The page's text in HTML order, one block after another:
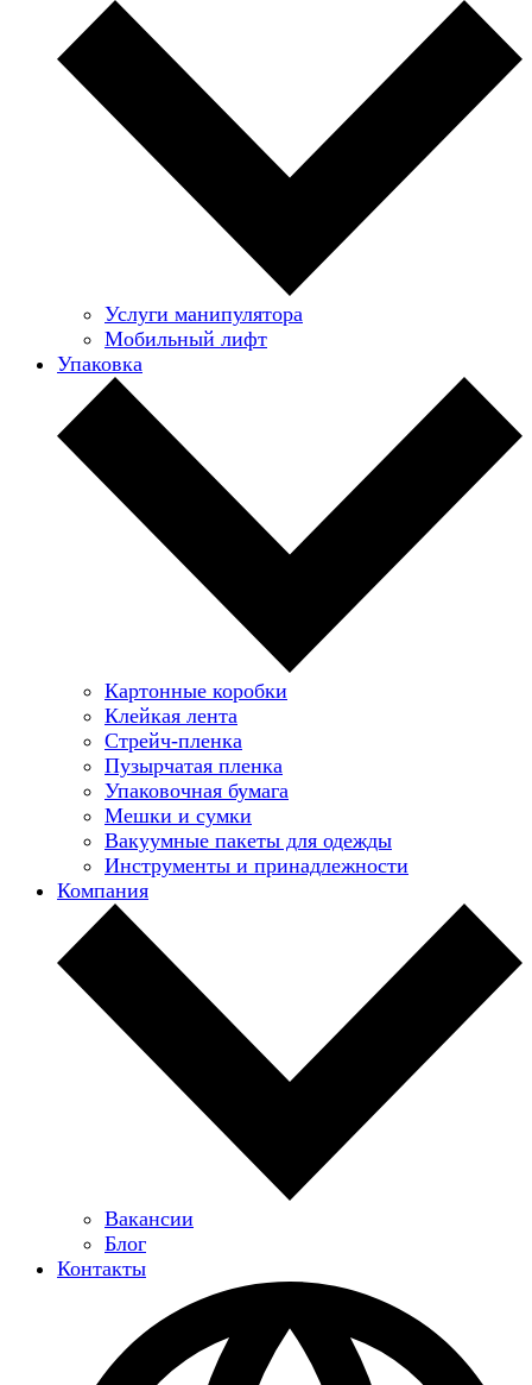
Услуги манипулятора
Мобильный лифт
Упаковка
Картонные коробки
Клейкая лента
Стрейч-пленка
Пузырчатая пленка
Упаковочная бумага
Мешки и сумки
Вакуумные пакеты для одежды
Инструменты и принадлежности
Компания
Вакансии
Блог
Контакты